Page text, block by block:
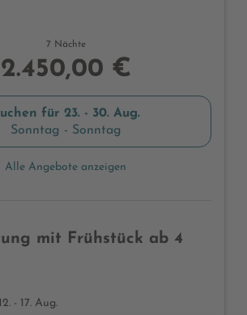
7 Nächte
2.450,00 €
für 23. - 30. Aug.
Sonntag - Sonntag
Alle Angebote anzeigen
mit Frühstück ab 4
- 17. Aug.